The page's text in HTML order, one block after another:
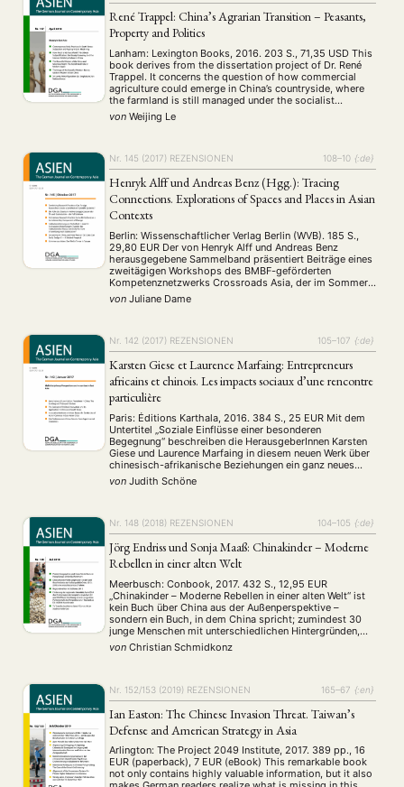
NEWS ASIEN ARBEITSKREISE VERANSTALTUNGEN EXPERTISE
ANGEBOTE
René Trappel: China’s Agrarian Transition – Peasants,
Property and Politics
Lanham: Lexington Books, 2016. 203 S., 71,35 USD This
book derives from the dissertation project of Dr. René
Trappel. It concerns the question of how commercial
agriculture could emerge in China’s countryside, where
the farmland is still managed under the socialist
collective ownership. The author argues that the
Chinese agrarian transition is a result of …
von Weijing Le
Nr. 145 (2017) REZENSIONEN 108–10 {:de}
Henryk Alff und Andreas Benz (Hgg.): Tracing
Connections. Explorations of Spaces and Places in Asian
Contexts
Berlin: Wissenschaftlicher Verlag Berlin (WVB). 185 S.,
29,80 EUR Der von Henryk Alff und Andreas Benz
herausgegebene Sammelband präsentiert Beiträge eines
zweitägigen Workshops des BMBF-geförderten
Kompetenznetzwerks Crossroads Asia, der im Sommer
2013 stattfand. Aus multidisziplinärer Perspektive
werden konzeptionelle Überlegungen und empirische
Regionalstudien (Area Studies) …
von Juliane Dame
Nr. 142 (2017) REZENSIONEN 105–107 {:de}
Karsten Giese et Laurence Marfaing: Entrepreneurs
africains et chinois. Les impacts sociaux d’une rencontre
particulière
Paris: Éditions Karthala, 2016. 384 S., 25 EUR Mit dem
Untertitel „Soziale Einflüsse einer besonderen
Begegnung“ beschreiben die HerausgeberInnen Karsten
Giese und Laurence Marfaing in diesem neuen Werk über
chinesisch-afrikanische Beziehungen ein ganz neues
Level von individueller, sozialer und transnationaler
Interaktion, die bisher in der Literatur über China-Afrika
von Judith Schöne
Nr. 148 (2018) REZENSIONEN 104–105 {:de}
Jörg Endriss und Sonja Maaß: Chinakinder – Moderne
Rebellen in einer alten Welt
Meerbusch: Conbook, 2017. 432 S., 12,95 EUR
„Chinakinder – Moderne Rebellen in einer alten Welt“ ist
kein Buch über China aus der Außenperspektive –
sondern ein Buch, in dem China spricht; zumindest 30
junge Menschen mit unterschiedlichen Hintergründen,
die irgendwo in China leben. Damit hebt sich das über
400 Seiten umfassende Werk bereits von den …
von Christian Schmidkonz
Nr. 152/153 (2019) REZENSIONEN 165–67 {:en}
Ian Easton: The Chinese Invasion Threat. Taiwan’s
Defense and American Strategy in Asia
Arlington: The Project 2049 Institute, 2017. 389 pp., 16
EUR (paperback), 7 EUR (eBook) This remarkable book
not only contains highly valuable information, but it also